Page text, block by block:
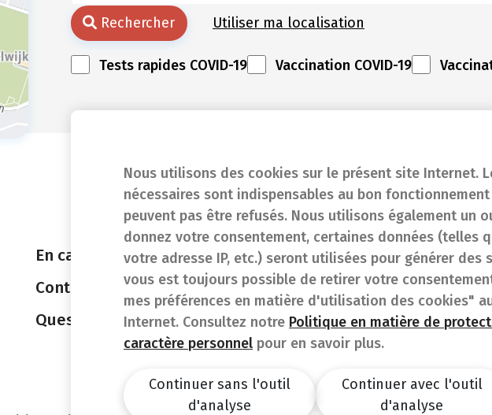
Nous utilisons des cookies sur le présent site Internet.
nécessaires sont indispensables au bon
peuvent pas être refusés. Nous utilisons également un
donnez votre consentement, certaines données (telles
votre adresse IP, etc.) seront utilisées pour générer des
vous est toujours possible de retirer votre
mes préférences en matière d'utilisation des cookies"
Internet. Consultez notre Politique en matière de
caractère personnel pour en savoir plus.
Continuer sans l'outil
d'analyse
Continuer avec l'outil
d'analyse
Rechercher Utiliser ma localisation
Tests rapides COVID-19 Vaccination COVID-19
En cas d'urgence
Contact
Questions fréquentes (FAQ)